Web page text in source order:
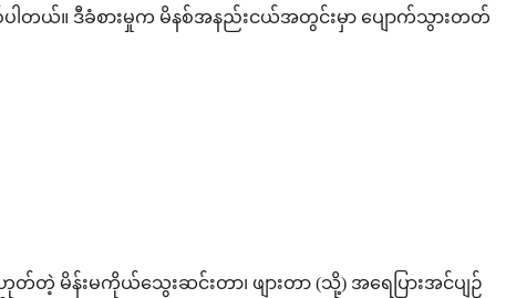
ါတယ်။ ဒီခံစားမှုက မိနစ်အနည်းငယ်အတွင်းမှာ ပျောက်သွားတတ်
တဲ့ မိန်းမကိုယ်သွေးဆင်းတာ၊ ဖျားတာ (သို့) အရေပြားအင်ပျဉ်